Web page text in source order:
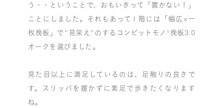
う・・ということで、おもいきって「置かない！」
ことにしました。それもあって１階には「幅広×一
枚挽板」で“見栄え”のするコンビットモノ®挽板3.0
オークを選びました。
見た目以上に満足しているのは、足触りの良さで
す。スリッパを履かずに素足で歩きたくなります
ね。